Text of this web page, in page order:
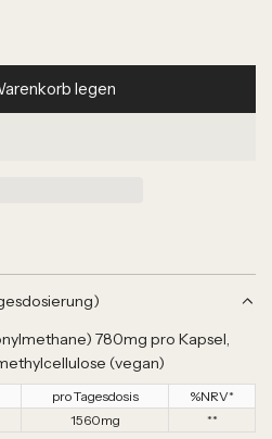
legen
L
780mg pro Kapsel,
(vegan)
pro Tagesdosis
%NRV*
1560mg **